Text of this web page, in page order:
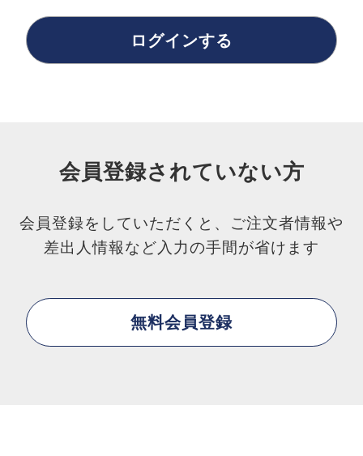
会員登録されていない方
会員登録をしていただくと、ご注文者情報や
差出人情報など入力の手間が省けます